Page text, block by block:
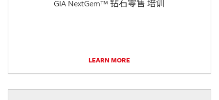
GIA NextGem™ 钻石零售 培训
LEARN MORE